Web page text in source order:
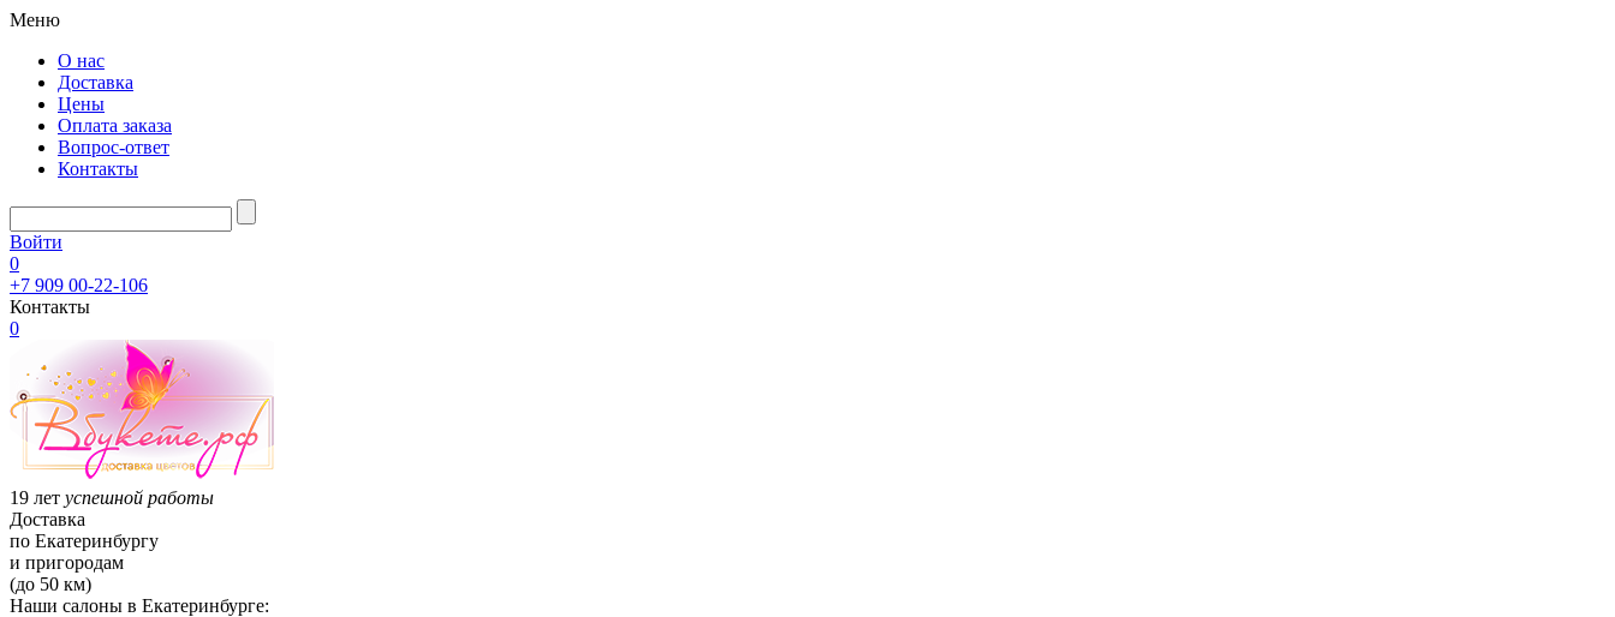
Меню
О нас
Доставка
Цены
Оплата заказа
Вопрос-ответ
Контакты
Войти
0
+7 909 00-22-106
Контакты
0
19 лет успешной работы
Доставка
по Екатеринбургу
и пригородам
(до 50 км)
Наши салоны в Екатеринбурге: